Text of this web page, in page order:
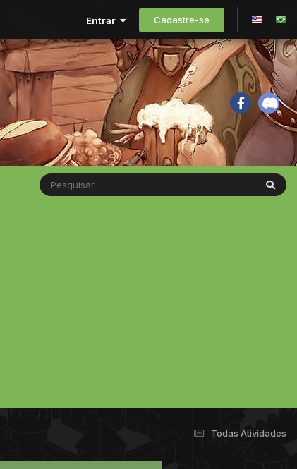
Entrar Cadastre-se
Todas Atividades